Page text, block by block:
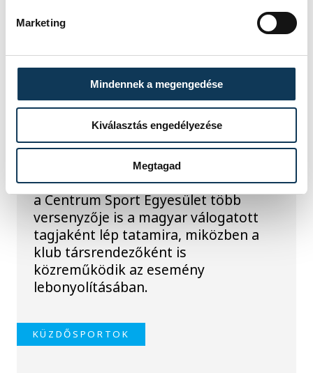
Marketing
Mindennek a megengedése
Kiválasztás engedélyezése
Megtagad
Veszprém rendezi a
korosztályos szumó
Európa-bajnokságot
Szeptember 18. és 20. között
Veszprém ad otthont az U15-ös és
U18-as szumó Európa-bajnokságnak.
A hazai rendezésű kontinensviadalon
a Centrum Sport Egyesület több
versenyzője is a magyar válogatott
tagjaként lép tatamira, miközben a
klub társrendezőként is
közreműködik az esemény
lebonyolításában.
KÜZDŐSPORTOK